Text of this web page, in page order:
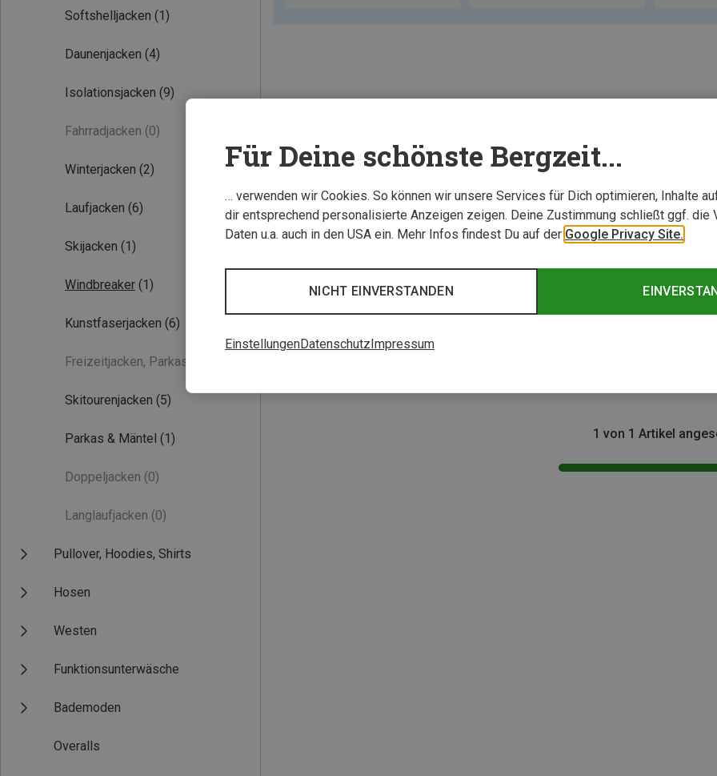
Softshelljacken (1)
Daunenjacken (4)
Isolationsjacken (9)
Fahrradjacken (0)
Winterjacken (2)
Laufjacken (6)
Skijacken (1)
Windbreaker (1)
Kunstfaserjacken (6)
Freizeitjacken, Parkas
Skitourenjacken (5)
Parkas & Mäntel (1)
Doppeljacken (0)
Langlaufjacken (0)
Pullover, Hoodies, Shirts
Hosen
Westen
Funktionsunterwäsche
Bademoden
Overalls
1 von 1 Artikel
Für Deine schönste Bergzeit...
… verwenden wir Cookies. So können wir unsere Services für Dich optimieren, Inhalte
dir entsprechend personalisierte Anzeigen zeigen. Deine Zustimmung schließt ggf. die
Daten u.a. auch in den USA ein. Mehr Infos findest Du auf der Google Privacy Site.
NICHT EINVERSTANDEN
EinstellungenDatenschutzImpressum